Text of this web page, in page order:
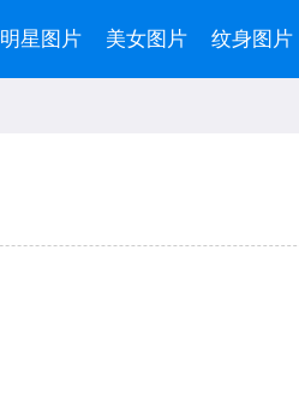
明星图片 美女图片 纹身图片